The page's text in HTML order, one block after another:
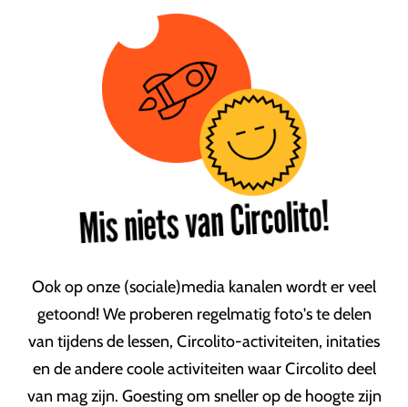
Mis niets van Circolito!
Ook op onze (sociale)media kanalen wordt er veel
getoond! We proberen regelmatig foto's te delen
van tijdens de lessen, Circolito-activiteiten, initaties
en de andere coole activiteiten waar Circolito deel
van mag zijn. Goesting om sneller op de hoogte zijn